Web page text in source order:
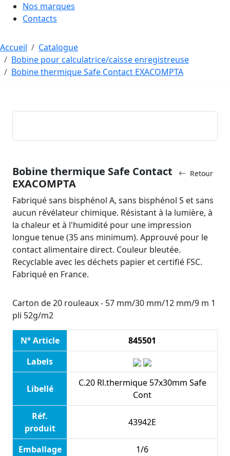
Nos marques
Contacts
Accueil
Catalogue
Bobine pour calculatrice/caisse enregistreuse
Bobine thermique Safe Contact EXACOMPTA
Retour
Bobine thermique Safe Contact
EXACOMPTA
Fabriqué sans bisphénol A, sans bisphénol S et sans
aucun révélateur chimique. Résistant à la lumière, à
la chaleur et à l'humidité pour une impression
longue tenue (35 ans minimum). Approuvé pour le
contact alimentaire direct. Couleur bleutée.
Recyclable avec les déchets papier et certifié FSC.
Fabriqué en France.
Carton de 20 rouleaux - 57 mm/30 mm/12 mm/9 m 1
pli 52g/m2
N° Article
845501
Labels
Libellé
C.20 Rl.thermique 57x30mm Safe
Cont
Réf.
produit
43942E
Emballage
1/6